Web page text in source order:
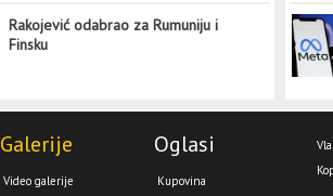
Rakojević odabrao za Rumuniju i
Finsku
Galerije
Video galerije
Oglasi
Kupovina